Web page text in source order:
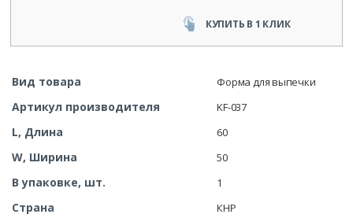
КУПИТЬ В 1 КЛИК
Вид товара Форма для выпечки
Артикул производителя KF-037
L, Длина 60
W, Ширина 50
В упаковке, шт. 1
Страна КНР